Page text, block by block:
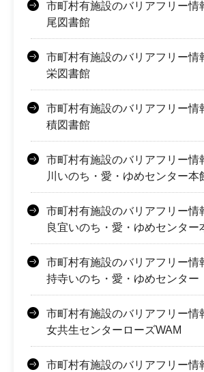
市町村有施設のバリアフリー
尾図書館
市町村有施設のバリアフリー
栄図書館
市町村有施設のバリアフリー
積図書館
市町村有施設のバリアフリー
川いのち・愛・ゆめセンター本
市町村有施設のバリアフリー
良宜いのち・愛・ゆめセンター
市町村有施設のバリアフリー
持寺いのち・愛・ゆめセンター
市町村有施設のバリアフリー
女共生センターローズWAM
市町村有施設のバリアフリー